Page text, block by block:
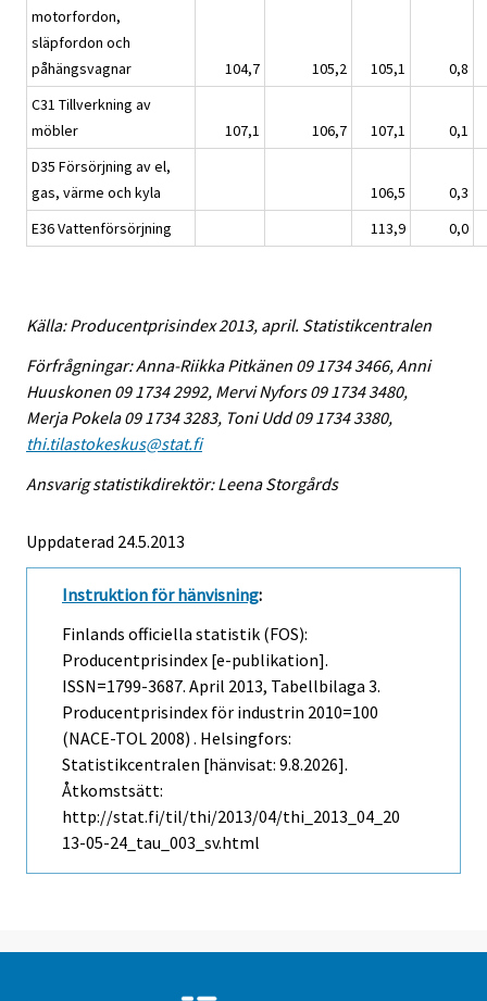
motorfordon,
släpfordon och
påhängsvagnar
104,7 105,2 105,1
0,8
C31 Tillverkning av
möbler
107,1 106,7 107,1
0,1
D35 Försörjning av el,
gas, värme och kyla
106,5
0,3
E36 Vattenförsörjning
113,9 0,0
Källa: Producentprisindex 2013, april. Statistikcentralen
Förfrågningar: Anna-Riikka Pitkänen 09 1734 3466, Anni
Huuskonen 09 1734 2992, Mervi Nyfors 09 1734 3480,
Merja Pokela 09 1734 3283, Toni Udd 09 1734 3380,
thi.tilastokeskus@stat.fi
Ansvarig statistikdirektör: Leena Storgårds
Uppdaterad 24.5.2013
Instruktion för hänvisning:
Finlands officiella statistik (FOS):
Producentprisindex [e-publikation].
ISSN=1799-3687. April 2013, Tabellbilaga 3.
Producentprisindex för industrin 2010=100
(NACE-TOL 2008) . Helsingfors:
Statistikcentralen [hänvisat: 9.8.2026].
Åtkomstsätt:
http://stat.fi/til/thi/2013/04/thi_2013_04_20
13-05-24_tau_003_sv.html